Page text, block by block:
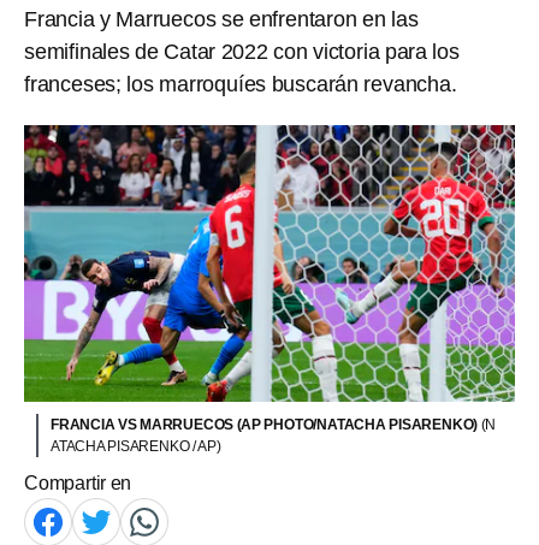
Francia y Marruecos se enfrentaron en las
semifinales de Catar 2022 con victoria para los
franceses; los marroquíes buscarán revancha.
FRANCIA VS MARRUECOS (AP PHOTO/NATACHA PISARENKO) (N
ATACHA PISARENKO / AP)
Compartir en